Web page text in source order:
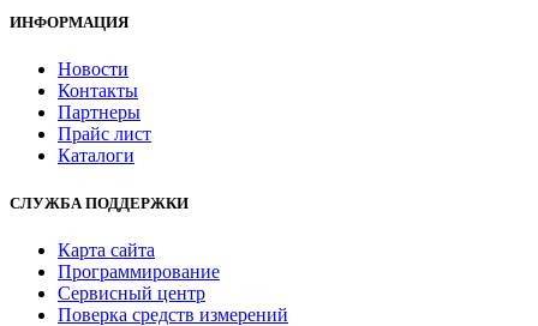
ИНФОРМАЦИЯ
Новости
Контакты
Партнеры
Прайс лист
Каталоги
СЛУЖБА ПОДДЕРЖКИ
Карта сайта
Программирование
Сервисный центр
Поверка средств измерений